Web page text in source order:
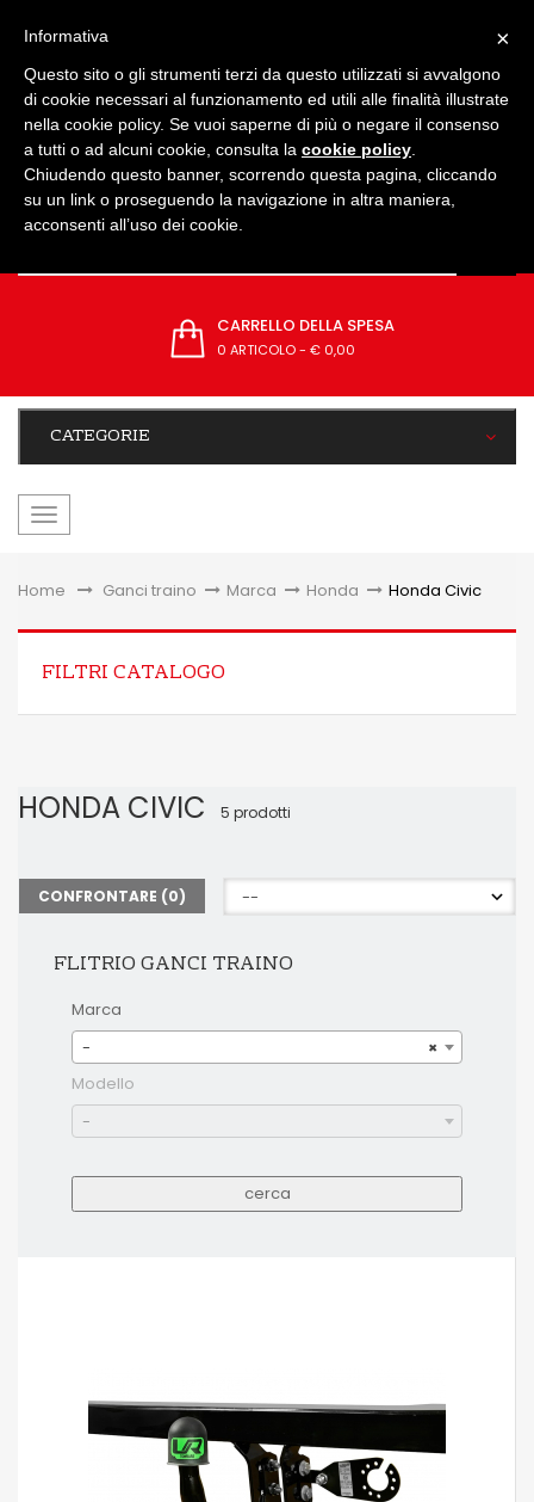
CARRELLO DELLA SPESA
0 ARTICOLO- € 0,00
CATEGORIE
navigazione
Home &gt;Ganci traino > Marca > Honda > Honda Civic
FILTRI CATALOGO
HONDA CIVIC 5 prodotti
CONFRONTARE (0)
FLITRIO GANCI TRAINO
Marca
×
-
Modello
-
×
Informativa
Questo sito o gli strumenti terzi da questo utilizzati si avvalgono
di cookie necessari al funzionamento ed utili alle finalità illustrate
nella cookie policy. Se vuoi saperne di più o negare il consenso
a tutti o ad alcuni cookie, consulta la cookie policy
Chiudendo questo banner, scorrendo questa pagina, cliccando
su un link o proseguendo la navigazione in altra maniera,
acconsenti all’uso dei cookie.